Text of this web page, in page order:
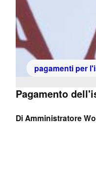
pagamenti per
Pagamento
DiAmministratore